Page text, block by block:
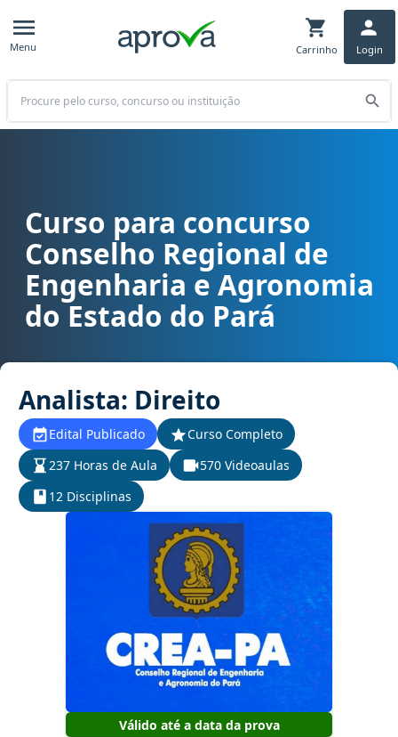
Menu Carrinho Login
Buscar
Curso para concurso CREA PA - Conselho Regional de
Curso para concurso
Conselho Regional de
Engenharia e Agronomia
do Estado do Pará
Analista: Direito
Edital Publicado
Curso Completo
237 Horas de Aula
570 Videoaulas
12 Disciplinas
Válido até a data da prova